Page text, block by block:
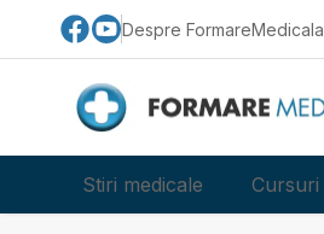
Despre FormareMedicala
Stiri medicale Cursuri